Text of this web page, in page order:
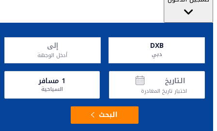
DXB
دبي
إلى
أدخل الوجهة
التاريخ
اختيار تاريخ المغادرة
1 مسافر
السياحية
البحث